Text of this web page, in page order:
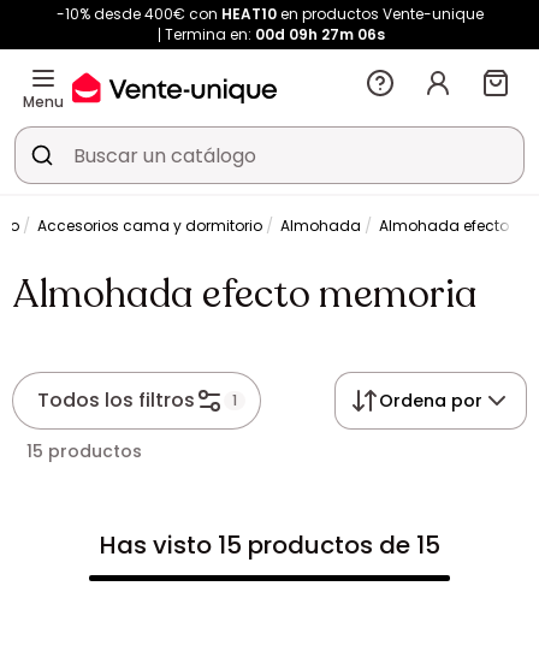
-10% desde 400€ con HEAT10en productos Vente-unique
Termina en: 00d 09h 27m 06s
Menu
Accesorios cama y dormitorio Almohada Almohada efecto
Almohada efecto memoria
Todos los filtros 1 Ordena por
15 productos
Has visto 15 productos de 15